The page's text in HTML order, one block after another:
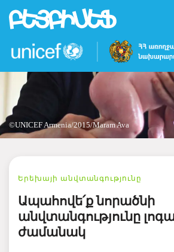
Skip
content
©UNICEF Armenia/2015/Maram Ava
Երեխայի անվտանգությունը
Ապահովե՛ք նորածնի
անվտանգությունը
ժամանակ